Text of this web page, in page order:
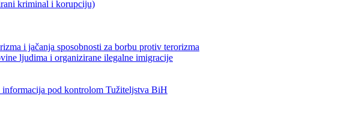
kriminal i korupciju)
i jačanja sposobnosti za borbu protiv terorizma
ljudima i organizirane ilegalne imigracije
pod kontrolom Tužiteljstva BiH